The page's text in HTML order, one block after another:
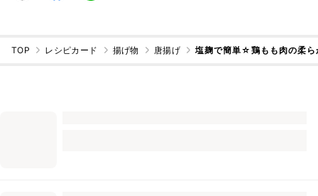
TOP レシピカード 揚げ物 唐揚げ 塩麹で簡単☆鶏もも肉の柔ら